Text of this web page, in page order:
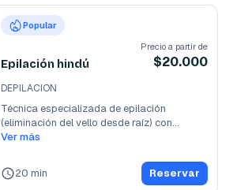
Popular
Epilación hindú
Precio a partir de
$20.000
DEPILACION
Técnica especializada de epilación
(eliminación del vello desde raíz) con...
Ver más
20 min Reservar